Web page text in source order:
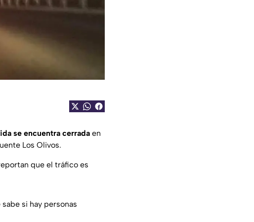
se encuentra cerrada en
Los Olivos.
que el tráfico es
si hay personas